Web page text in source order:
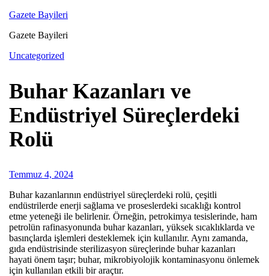
Skip
content
Gazete Bayileri
Gazete Bayileri
Uncategorized
Buhar Kazanları ve
Endüstriyel Süreçlerdeki
Rolü
Temmuz 4, 2024
Buhar kazanlarının endüstriyel süreçlerdeki rolü, çeşitli
endüstrilerde enerji sağlama ve proseslerdeki sıcaklığı kontrol
etme yeteneği ile belirlenir. Örneğin, petrokimya tesislerinde, ham
petrolün rafinasyonunda buhar kazanları, yüksek sıcaklıklarda ve
basınçlarda işlemleri desteklemek için kullanılır. Aynı zamanda,
gıda endüstrisinde sterilizasyon süreçlerinde buhar kazanları
hayati önem taşır; buhar, mikrobiyolojik kontaminasyonu önlemek
için kullanılan etkili bir araçtır.